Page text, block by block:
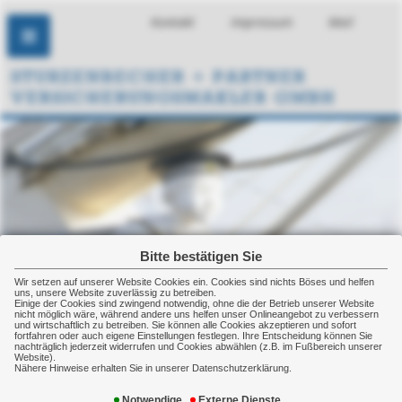
Bitte bestätigen Sie
Wir setzen auf unserer Website Cookies ein. Cookies sind nichts Böses und helfen
uns, unsere Website zuverlässig zu betreiben.
Einige der Cookies sind zwingend notwendig, ohne die der Betrieb unserer Website
nicht möglich wäre, während andere uns helfen unser Onlineangebot zu verbessern
und wirtschaftlich zu betreiben. Sie können alle Cookies akzeptieren und sofort
fortfahren oder auch eigene Einstellungen festlegen. Ihre Entscheidung können Sie
nachträglich jederzeit widerrufen und Cookies abwählen (z.B. im Fußbereich unserer
Website).
Nähere Hinweise erhalten Sie in unserer Datenschutzerklärung.
Kontakt Impressum Mail